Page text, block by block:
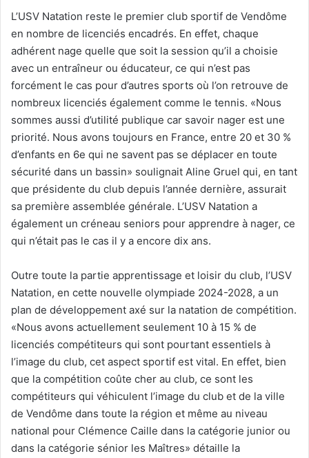
L’USV Natation reste le premier club sportif de Vendôme
en nombre de licenciés encadrés. En effet, chaque
adhérent nage quelle que soit la session qu’il a choisie
avec un entraîneur ou éducateur, ce qui n’est pas
forcément le cas pour d’autres sports où l’on retrouve de
nombreux licenciés également comme le tennis. «Nous
sommes aussi d’utilité publique car savoir nager est une
priorité. Nous avons toujours en France, entre 20 et 30 %
d’enfants en 6e qui ne savent pas se déplacer en toute
sécurité dans un bassin» soulignait Aline Gruel qui, en tant
que présidente du club depuis l’année dernière, assurait
sa première assemblée générale. L’USV Natation a
également un créneau seniors pour apprendre à nager, ce
qui n’était pas le cas il y a encore dix ans.
Outre toute la partie apprentissage et loisir du club, l’USV
Natation, en cette nouvelle olympiade 2024-2028, a un
plan de développement axé sur la natation de compétition.
«Nous avons actuellement seulement 10 à 15 % de
licenciés compétiteurs qui sont pourtant essentiels à
l’image du club, cet aspect sportif est vital. En effet, bien
que la compétition coûte cher au club, ce sont les
compétiteurs qui véhiculent l’image du club et de la ville
de Vendôme dans toute la région et même au niveau
national pour Clémence Caille dans la catégorie junior ou
dans la catégorie sénior les Maîtres» détaille la